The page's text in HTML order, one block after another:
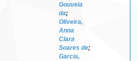
Gouveia
da;
Oliveira,
Anna
Clara
Soares de;
Garcia,